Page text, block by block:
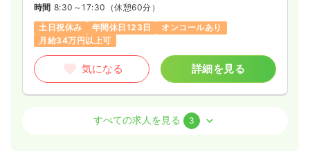
時間 8:30～17:30 （休憩60分）
土日祝休み
年間休日123日
オンコールあり
月給34万円以上可
気になる 詳細を見る
介護・福祉系正・准看護師
すべての求人を見る 3